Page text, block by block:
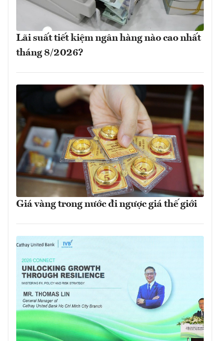
Lãi suất tiết kiệm ngân hàng nào cao nhất
tháng 8/2026?
Giá vàng trong nước đi ngược giá thế giới